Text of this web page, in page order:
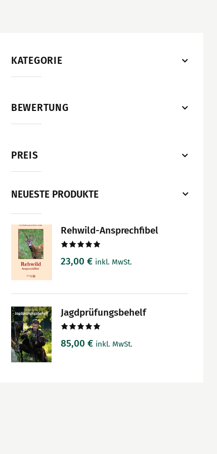
KATEGORIE
BEWERTUNG
PREIS
NEUESTE PRODUKTE
Rehwild-Ansprechfibel
mit5.00
23,00 € inkl. MwSt.
Jagdprüfungsbehelf
mit5.00
85,00 € inkl. MwSt.